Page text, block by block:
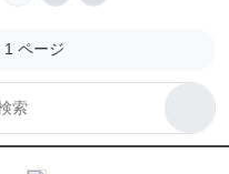
1 ページ